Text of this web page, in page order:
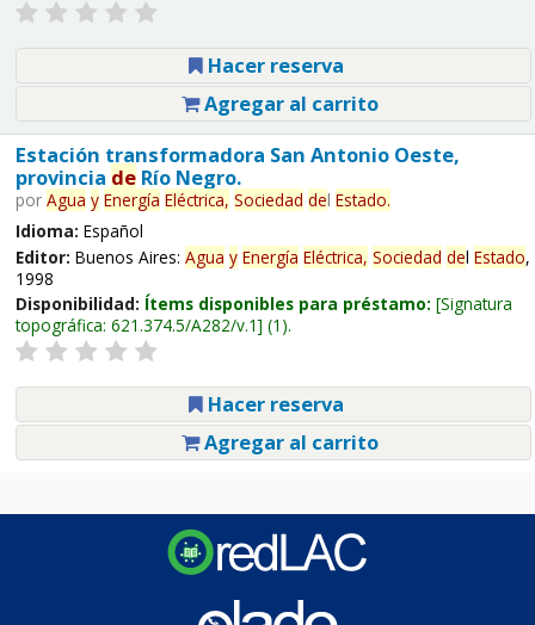
Hacer reserva
Agregar al carrito
Estación transformadora San Antonio Oeste,
provincia deRío Negro.
por Agua y Energía Eléctrica, Sociedad del Estado.
Idioma: Español
Editor: Buenos Aires: Agua y Energía Eléctrica, Sociedad del Estado,
1998
Disponibilidad: Ítems disponibles para préstamo: Signatura
topográfica: 621.374.5/A282/v.1 (1).
Hacer reserva
Agregar al carrito